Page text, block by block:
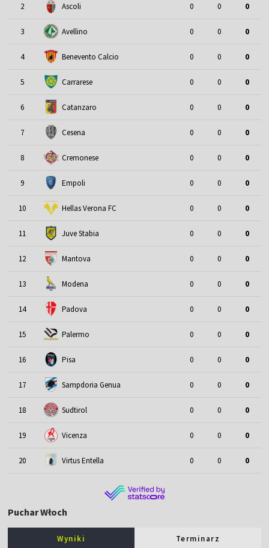
2 Ascoli 0 0 0
3 Avellino 0 0 0
4 Benevento Calcio 0 0 0
5 Carrarese 0 0 0
6 Catanzaro 0 0 0
7 Cesena 0 0 0
8 Cremonese 0 0 0
9 Empoli 0 0 0
10 Hellas Verona FC 0 0 0
11 Juve Stabia 0 0 0
12 Mantova 0 0 0
13 Modena 0 0 0
14 Padova 0 0 0
15 Palermo 0 0 0
16 Pisa 0 0 0
17 Sampdoria Genua 0 0 0
18 Sudtirol 0 0 0
19 Vicenza 0 0 0
20 Virtus Entella 0 0 0
Puchar Włoch
Wyniki Terminarz